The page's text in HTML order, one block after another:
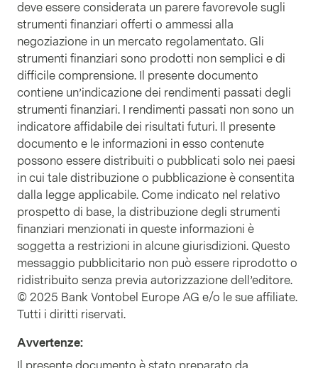
deve essere considerata un parere favorevole sugli
strumenti finanziari offerti o ammessi alla
negoziazione in un mercato regolamentato. Gli
strumenti finanziari sono prodotti non semplici e di
difficile comprensione. Il presente documento
contiene un’indicazione dei rendimenti passati degli
strumenti finanziari. I rendimenti passati non sono un
indicatore affidabile dei risultati futuri. Il presente
documento e le informazioni in esso contenute
possono essere distribuiti o pubblicati solo nei paesi
in cui tale distribuzione o pubblicazione è consentita
dalla legge applicabile. Come indicato nel relativo
prospetto di base, la distribuzione degli strumenti
finanziari menzionati in queste informazioni è
soggetta a restrizioni in alcune giurisdizioni. Questo
messaggio pubblicitario non può essere riprodotto o
ridistribuito senza previa autorizzazione dell’editore.
© 2025 Bank Vontobel Europe AG e/o le sue affiliate.
Tutti i diritti riservati.
Avvertenze: